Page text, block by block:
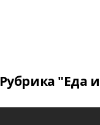
Рубрика "Еда